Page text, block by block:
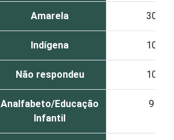
Amarela 30
Indígena 10
Não respondeu 10
Analfabeto/Educação
Infantil
9